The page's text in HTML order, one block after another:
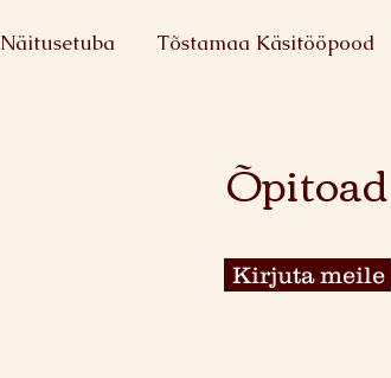
Näitusetuba Tõstamaa Käsitööpood
Õpitoad
Kirjuta meile